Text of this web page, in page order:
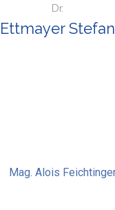
Dr.
Ettmayer Stefan